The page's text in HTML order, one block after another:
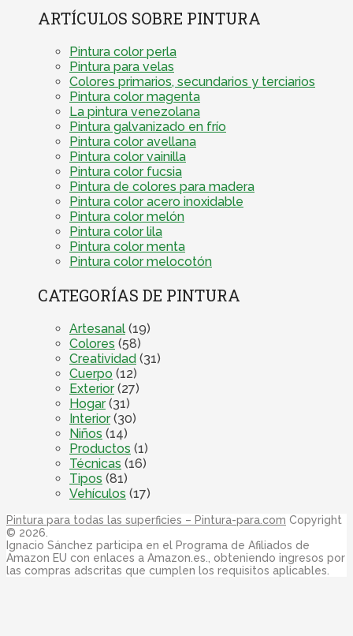
ARTÍCULOS SOBRE PINTURA
Pintura color perla
Pintura para velas
Colores primarios, secundarios y terciarios
Pintura color magenta
La pintura venezolana
Pintura galvanizado en frío
Pintura color avellana
Pintura color vainilla
Pintura color fucsia
Pintura de colores para madera
Pintura color acero inoxidable
Pintura color melón
Pintura color lila
Pintura color menta
Pintura color melocotón
CATEGORÍAS DE PINTURA
Artesanal (19)
Colores (58)
Creatividad (31)
Cuerpo (12)
Exterior(27)
Hogar(31)
Interior(30)
Niños (14)
Productos (1)
Técnicas (16)
Tipos (81)
Vehículos (17)
Pintura para todas las superficies – Pintura-para.com Copyright
© 2026.
Ignacio Sánchez participa en el Programa de Afiliados de
Amazon EU con enlaces a Amazon.es., obteniendo ingresos por
las compras adscritas que cumplen los requisitos aplicables.